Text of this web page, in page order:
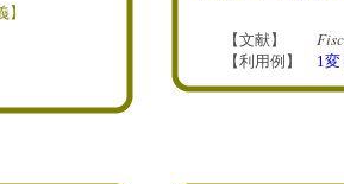
】
【文献】
【利用例】 1